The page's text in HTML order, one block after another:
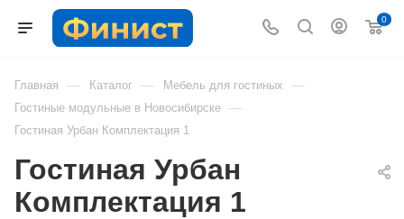
0
Главная — Каталог — Мебель для гостиных —
Гостиные модульные в Новосибирске —
Гостиная Урбан Комплектация 1
Гостиная Урбан
Комплектация 1